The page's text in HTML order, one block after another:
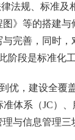
法规、标准
》等的搭建
与完善，同时，
阶段是标准化
优，建设全覆
准体系（JC）
与信息管理三